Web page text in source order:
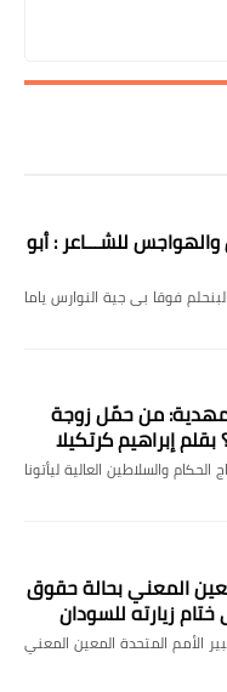
للشـــاعر : أبو
فوقا بى جية النوارس ياما
من حمّل زوجة
إبراهيم كرتكيلا
والسلاطين العالية ليأتونا
المعني بحالة حقوق
زيارته للسودان
الأمم المتحدة المعين المعني